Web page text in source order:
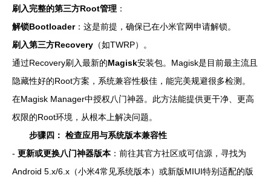
刷入完整的第三方Root管理 ：
解锁Bootloader：这是前提，确保已在小米官网申请解锁。
刷入第三方Recovery （如TWRP）。
通过Recovery刷入最新的Magisk安装包。Magisk是目前最主流且
隐藏性好的Root方案，系统兼容性极佳，能完美规避很多检测。
在Magisk Manager中授权八门神器。此方法能提供更干净、更高
权限的Root环境，从根本上解决问题。
步骤四： 检查应用与系统版本兼容性
- 更新或更换八门神器版本：前往其官方社区或可信源，寻找为
Android 5.x/6.x（小米4常见系统版本）或新版MIUI特别适配的版